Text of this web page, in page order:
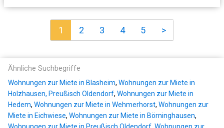
1 2 3 4 5 >
Ähnliche Suchbegriffe
Wohnungen zur Miete in Blasheim, Wohnungen zur Miete in
Holzhausen, Preußisch Oldendorf, Wohnungen zur Miete in
Hedem, Wohnungen zur Miete in Wehmerhorst, Wohnungen zur
Miete in Eichwiese, Wohnungen zur Miete in Börninghausen,